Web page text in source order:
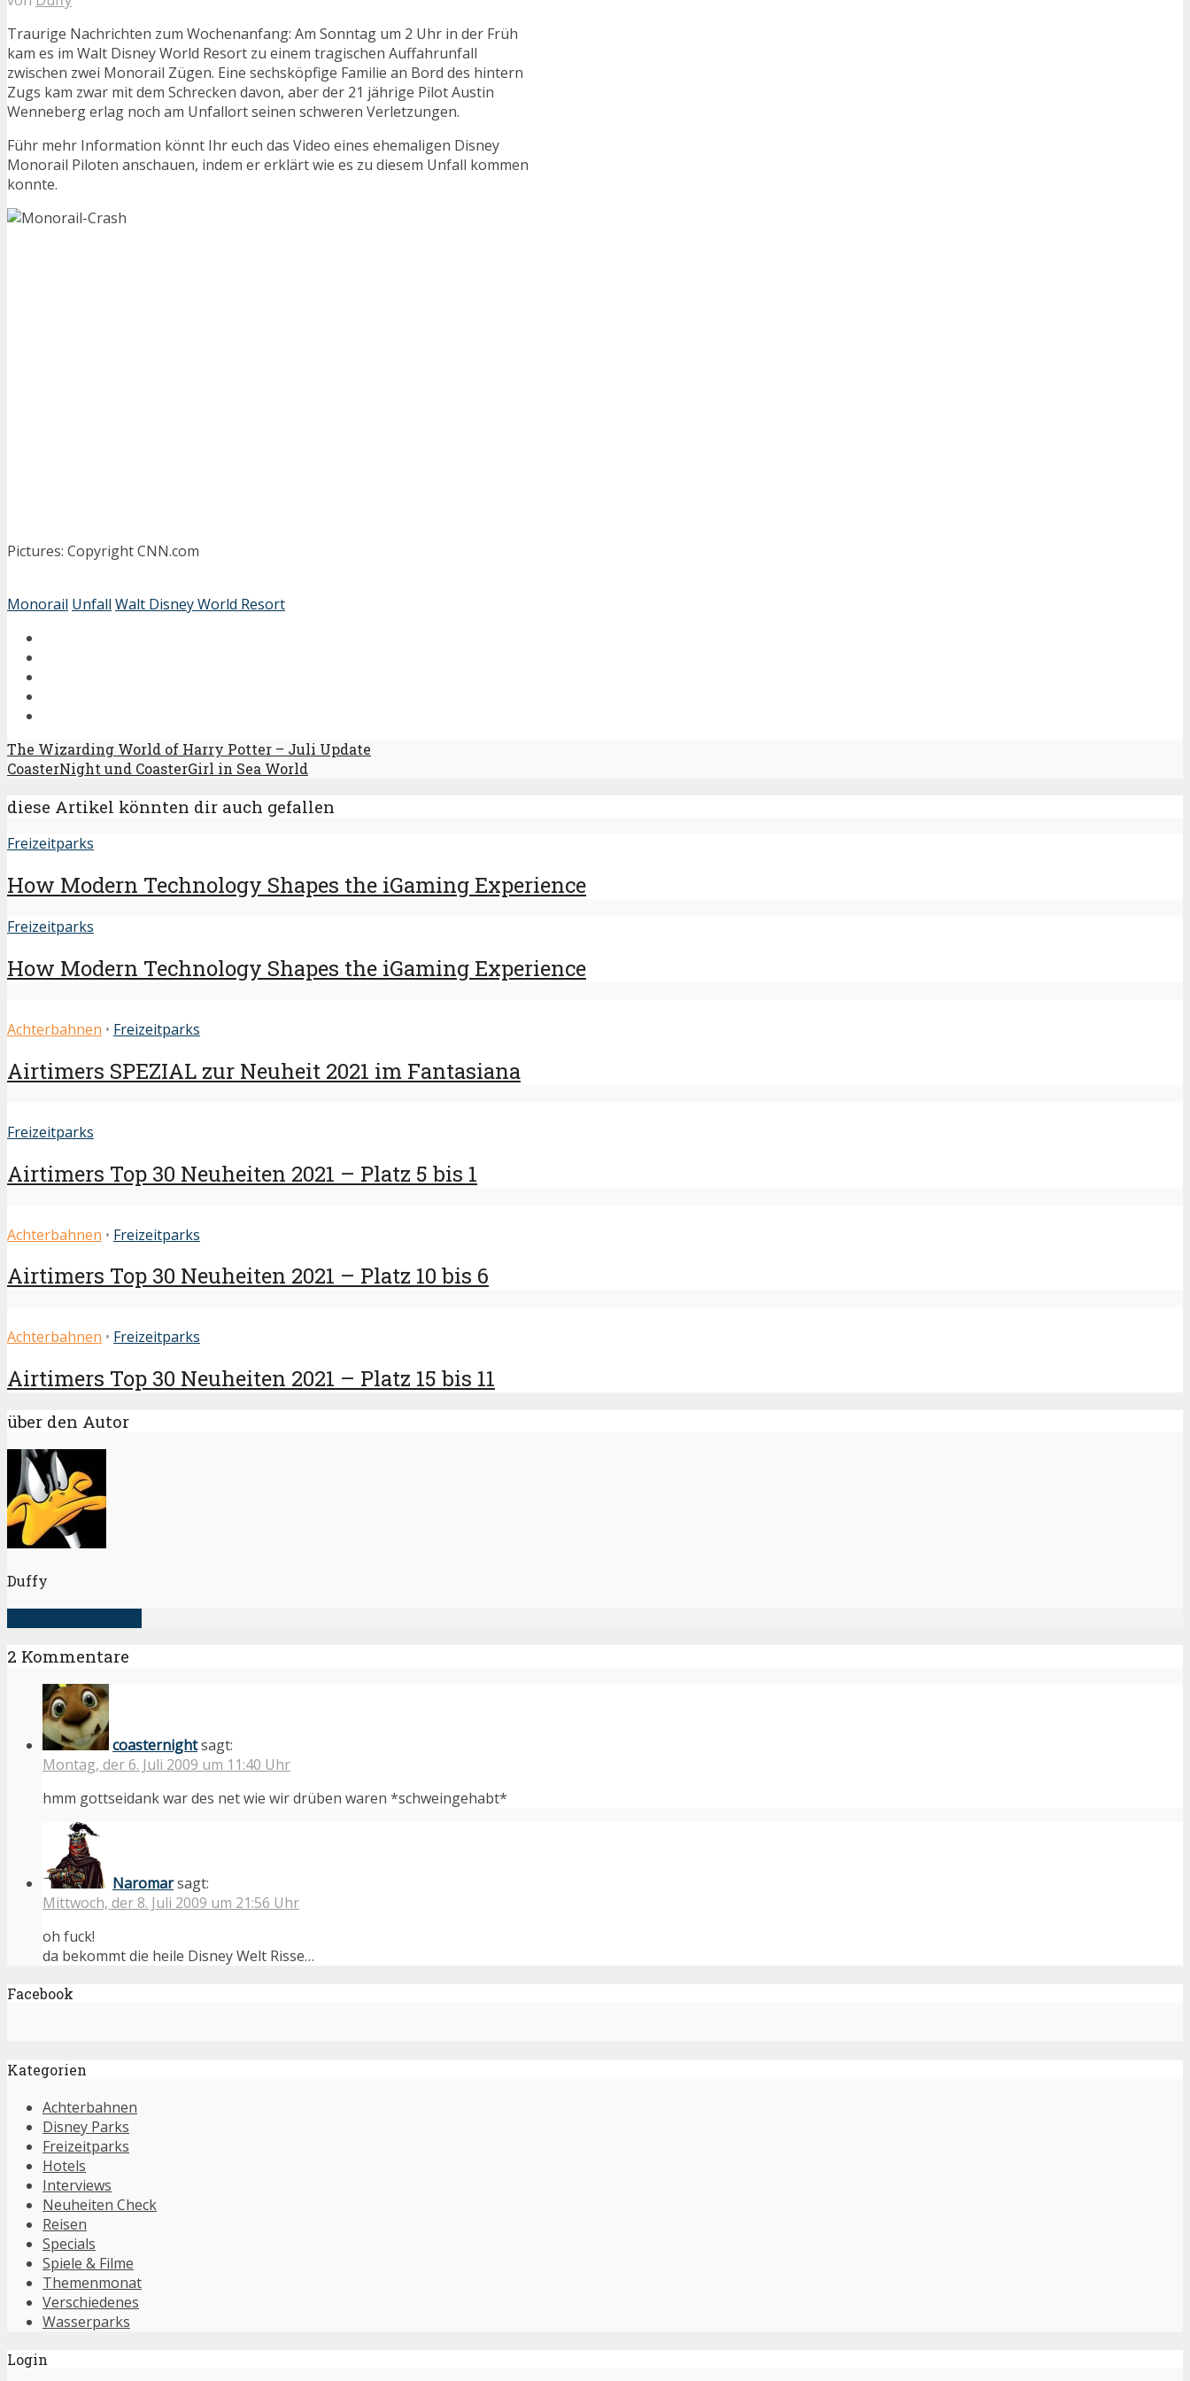
Traurige Nachrichten zum Wochenanfang: Am Sonntag um 2 Uhr in der Früh
kam es im Walt Disney World Resort zu einem tragischen Auffahrunfall
zwischen zwei Monorail Zügen. Eine sechsköpfige Familie an Bord des hintern
Zugs kam zwar mit dem Schrecken davon, aber der 21 jährige Pilot Austin
Wenneberg erlag noch am Unfallort seinen schweren Verletzungen.
Führ mehr Information könnt Ihr euch das Video eines ehemaligen Disney
Monorail Piloten anschauen, indem er erklärt wie es zu diesem Unfall kommen
konnte.
Pictures: Copyright CNN.com
Monorail Unfall Walt Disney World Resort
The Wizarding World of Harry Potter – Juli Update
CoasterNight und CoasterGirl in Sea World
diese Artikel könnten dir auch gefallen
Freizeitparks
How Modern Technology Shapes the iGaming Experience
Freizeitparks
How Modern Technology Shapes the iGaming Experience
Achterbahnen • Freizeitparks
Airtimers SPEZIAL zur Neuheit 2021 im Fantasiana
Freizeitparks
Airtimers Top 30 Neuheiten 2021 – Platz 5 bis 1
Achterbahnen • Freizeitparks
Airtimers Top 30 Neuheiten 2021 – Platz 10 bis 6
Achterbahnen • Freizeitparks
Airtimers Top 30 Neuheiten 2021 – Platz 15 bis 11
über den Autor
Duffy
2 Kommentare
coasternightsagt:
Montag, der 6. Juli 2009 um 11:40 Uhr
hmm gottseidank war des net wie wir drüben waren *schweingehabt*
Naromarsagt:
Mittwoch, der 8. Juli 2009 um 21:56 Uhr
oh fuck!
da bekommt die heile Disney Welt Risse…
Facebook
Kategorien
Achterbahnen
Disney Parks
Freizeitparks
Hotels
Interviews
Neuheiten Check
Reisen
Specials
Spiele & Filme
Themenmonat
Verschiedenes
Wasserparks
Login